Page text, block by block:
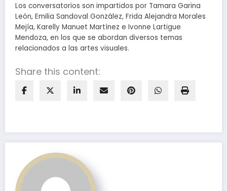
Los conversatorios son impartidos por Tamara Garina
León, Emilia Sandoval González, Frida Alejandra Morales
Mejía, Karelly Manuet Martínez e Ivonne Lartigue
Mendoza, en los que se abordan diversos temas
relacionados a las artes visuales.
Share this content: